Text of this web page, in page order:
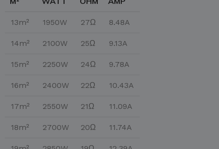
13m² 1950W 27Ω 8.48A
14m² 2100W 25Ω 9.13A
15m² 2250W 24Ω 9.78A
16m² 2400W 22Ω 10.43A
17m² 2550W 21Ω 11.09A
18m² 2700W 20Ω 11.74A